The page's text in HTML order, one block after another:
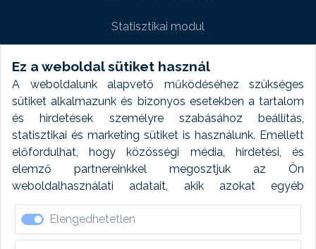
Ez a weboldal sütiket használ
A weboldalunk alapvető működéséhez szükséges
sütiket alkalmazunk és bizonyos esetekben a tartalom
és hirdetések személyre szabásához beállítás,
statisztikai és marketing sütiket is használunk. Emellett
előfordulhat, hogy közösségi média, hirdetési, és
elemző partnereinkkel megosztjuk az Ön
weboldalhasználati adatait, akik azokat egyéb
forrásokból gyűjtött adatokkal kombinálhatják. A sütik
elfogadásával kapcsolatosan naplózást végzünk és
ezen adatokat 6 hónap után automatikusan töröljük. A
Elengedhetetlen
Statisztikai modul
Weboldal modul
Fényképtár extra modul
Autómosó modul
Feladatütemezés